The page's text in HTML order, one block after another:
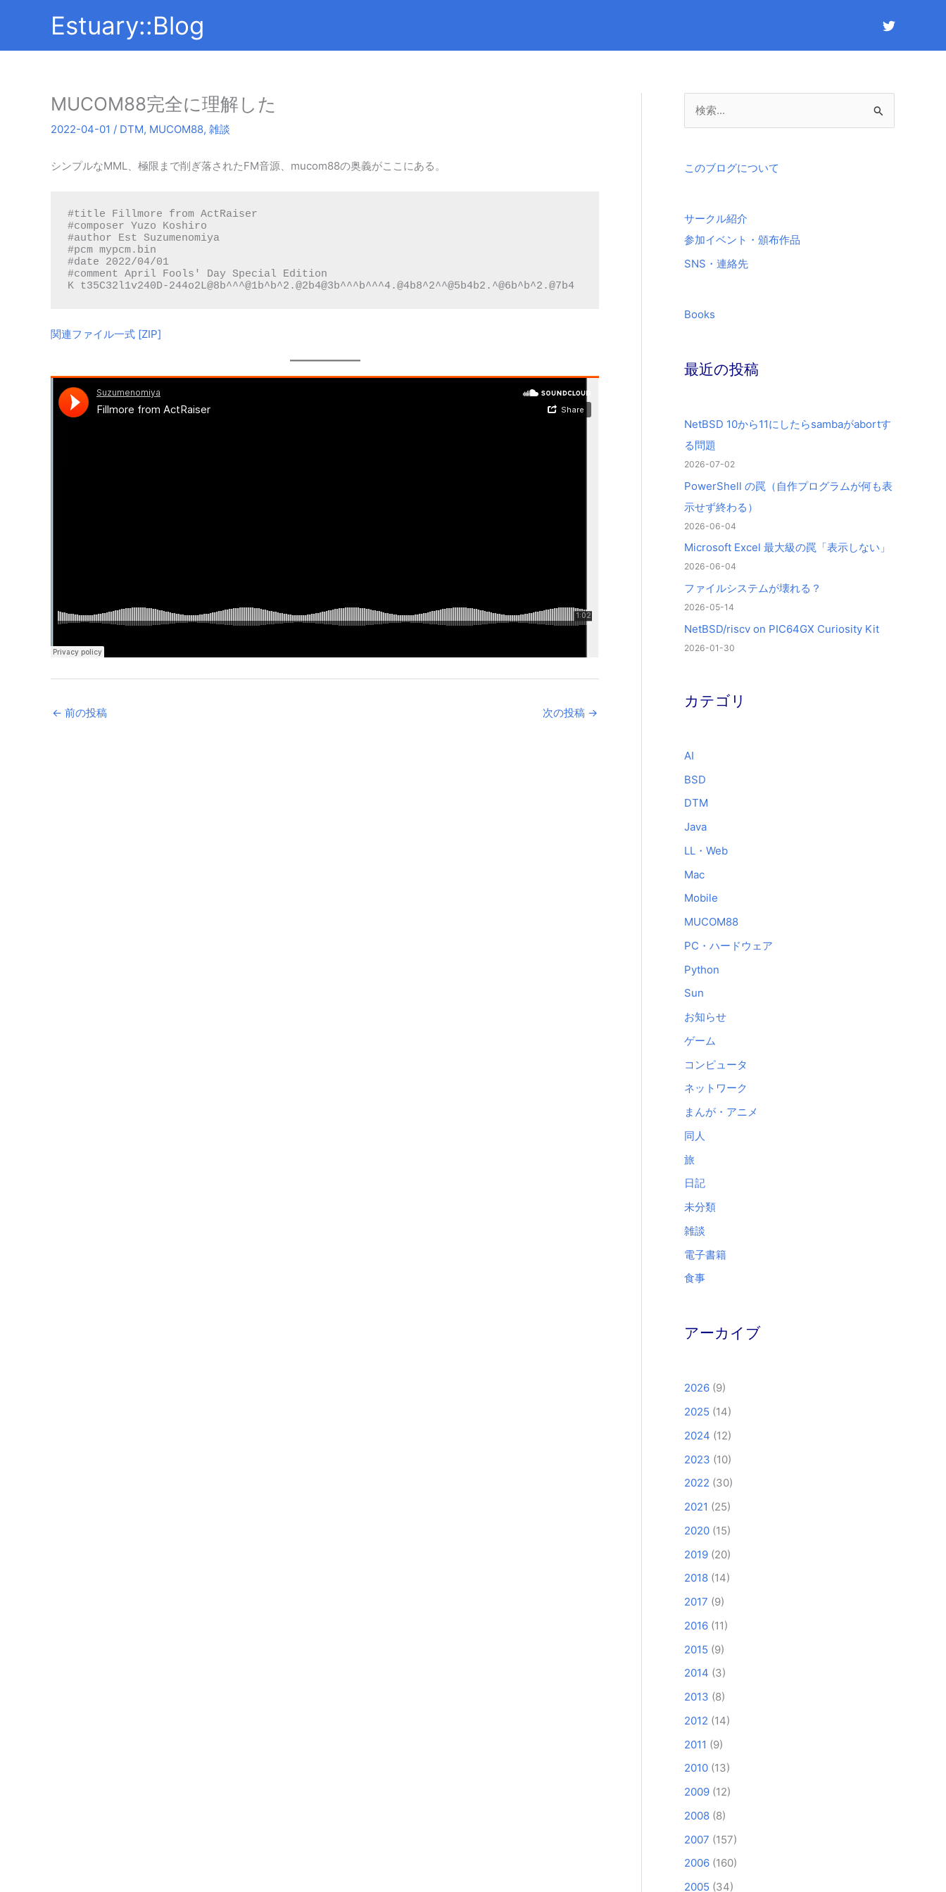
Estuary::Blog
MUCOM88完全に理解した
2022-04-01 / DTM, MUCOM88, 雑談
シンプルなMML、極限まで削ぎ落されたFM音源、mucom88の奥義がここにある。
#title Fillmore from ActRaiser
#composer Yuzo Koshiro
#author Est Suzumenomiya
#pcm mypcm.bin
#date 2022/04/01
#comment April Fools' Day Special Edition
K t35C32l1v240D-244o2L@8b^^^@1b^b^2.@2b4@3b^^^b^^^4.@4b8^2^^@5b4b2.^@6b^b^2.@7b4
関連ファイル一式 [ZIP]
← 前の投稿 次の投稿 →
象
このブログについて
サークル紹介
参加イベント・頒布作品
SNS・連絡先
Books
最近の投稿
NetBSD 10から11にしたらsambaがabortす
る問題
2026-07-02
PowerShell の罠（自作プログラムが何も表
示せず終わる）
2026-06-04
Microsoft Excel 最大級の罠「表示しない」
2026-06-04
ファイルシステムが壊れる？
2026-05-14
NetBSD/riscv on PIC64GX Curiosity Kit
2026-01-30
カテゴリ
AI
BSD
DTM
Java
LL・Web
Mac
Mobile
MUCOM88
PC・ハードウェア
Python
Sun
お知らせ
ゲーム
コンピュータ
ネットワーク
まんが・アニメ
同人
旅
日記
未分類
雑談
電子書籍
食事
アーカイブ
2026 (9)
2025 (14)
2024 (12)
2023 (10)
2022 (30)
2021 (25)
2020 (15)
2019 (20)
2018 (14)
2017 (9)
2016 (11)
2015 (9)
2014 (3)
2013 (8)
2012 (14)
2011 (9)
2010 (13)
2009 (12)
2008 (8)
2007 (157)
2006 (160)
2005 (34)